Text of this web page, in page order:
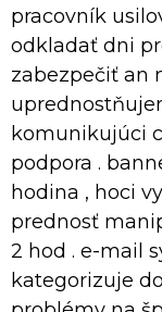
pracovník
odkladať dni
zabezpečiť an
komunikujúci
podpora .
hodina , hoci
prednosť
2 hod . e-mail
kategorizuje